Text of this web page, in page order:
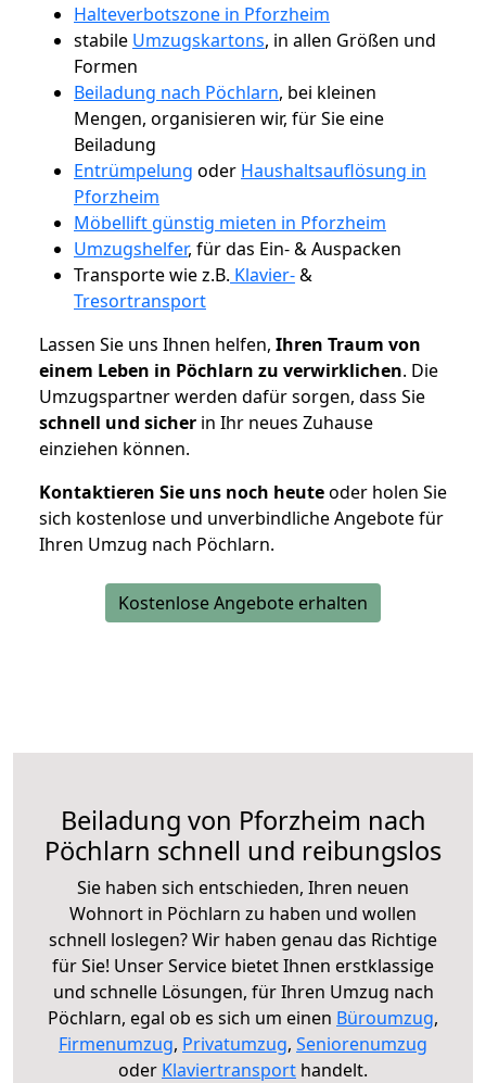
Halteverbotszone in Pforzheim
stabile Umzugskartons, in allen Größen und
Formen
Beiladung nach Pöchlarn, bei kleinen
Mengen, organisieren wir, für Sie eine
Beiladung
Entrümpelung oder Haushaltsauflösung in
Pforzheim
Möbellift günstig mieten in Pforzheim
Umzugshelfer, für das Ein- & Auspacken
Transporte wie z.B. Klavier-&
Tresortransport
Lassen Sie uns Ihnen helfen, Ihren Traum von
einem Leben in Pöchlarn zu verwirklichen. Die
Umzugspartner werden dafür sorgen, dass Sie
schnell und sicher in Ihr neues Zuhause
einziehen können.
Kontaktieren Sie uns noch heuteoder holen Sie
sich kostenlose und unverbindliche Angebote für
Ihren Umzug nach Pöchlarn.
Kostenlose Angebote erhalten
Beiladung von Pforzheim nach
Pöchlarn schnell und reibungslos
Sie haben sich entschieden, Ihren neuen
Wohnort in Pöchlarn zu haben und wollen
schnell loslegen? Wir haben genau das Richtige
für Sie! Unser Service bietet Ihnen erstklassige
und schnelle Lösungen, für Ihren Umzug nach
Pöchlarn, egal ob es sich um einen Büroumzug,
Firmenumzug, Privatumzug, Seniorenumzug
oder Klaviertransport handelt.